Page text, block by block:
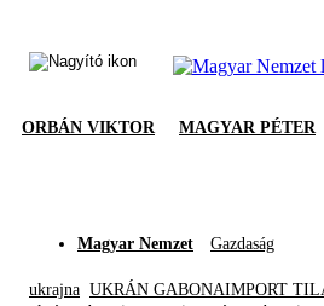
ORBÁN VIKTOR MAGYAR PÉTER
Magyar Nemzet Gazdaság
ukrajna UKRÁN GABONAIMPORT